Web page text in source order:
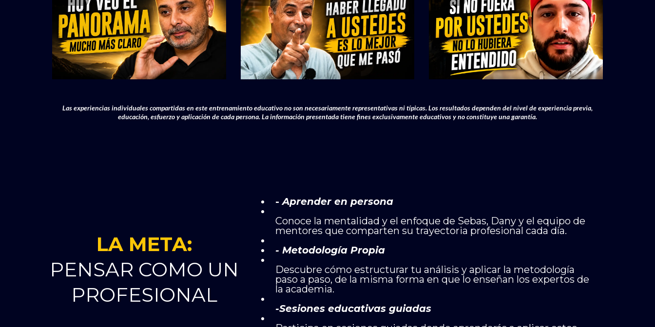
Las experiencias individuales compartidas en este entrenamiento educativo no son necesariamente representativas ni típicas. Los resultados dependen del nivel de experiencia previa,
educación, esfuerzo y aplicación de cada persona. La información presentada tiene fines exclusivamente educativos y no constituye una garantía.
LA META:
PENSAR COMO UN
PROFESIONAL
-Aprender en persona
Conoce la mentalidad y el enfoque de Sebas, Dany y el equipo de
mentores que comparten su trayectoria profesional cada día.
- Metodología Propia
Descubre cómo estructurar tu análisis y aplicar la metodología
paso a paso, de la misma forma en que lo enseñan los expertos de
la academia.
-Sesiones educativas guiadas